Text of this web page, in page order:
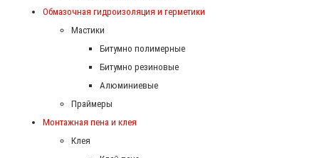
Обмазочная гидроизоляция и герметики
Мастики
Битумно полимерные
Битумно резиновые
Алюминиевые
Праймеры
Монтажная пена и клея
Клея